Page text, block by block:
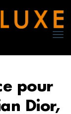
pour
Dior,